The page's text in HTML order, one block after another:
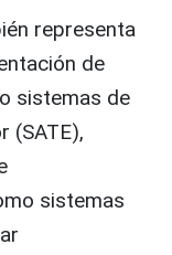
representa
de
sistemas de
(SATE),
sistemas